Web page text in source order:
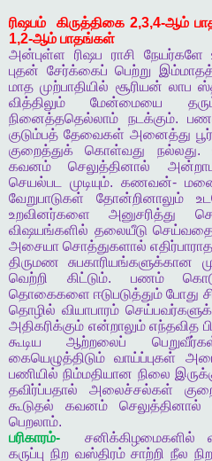
ரிஷபம் கிருத்திகை 2,3,4-ஆம்
1,2-ஆம் பாதங்கள்
அன்புள்ள
ரிஷப ராசி நேயர்களே
புதன் சேர்க்கைப் பெற்று
மாத முற்பாதியில் சூரியன் லாப
வித்திலும்
மேன்மையை
நினைத்ததெல்லாம்
நடக்கும்.
குடும்பத் தேவைகள் அனைத்து
குறைத்துக்
கொள்வது நல்லது.
கவனம்
செலுத்தினால் அன்றாட
செயல்பட
முடியும். கணவன்-
வேறுபாடுகள்
தோன்றினாலும்
உறவினர்களை
அனுசரித்து
விஷயங்களில் தலையீடு
அசையா சொத்துகளால் எதிர்பாராத
திருமண
சுபகாரியங்களுக்கான
வெற்றி
கிட்டும். பணம்
தொகைகளை ஈடுபடுத்தும் போது
தொழில் வியாபாரம்
அதிகரிக்கும் என்றாலும் எந்தவித
கூடிய
ஆற்றலைப்
கையெழுத்திடும்
வாய்ப்புகள்
பணியில் நிம்மதியான நிலை
தவிர்ப்பதால்
அலைச்சல்கள்
கூடுதல்
கவனம் செலுத்தினால்
பெறலாம்.
பரிகாரம்- சனிக்கிழமைகளில்
கருப்பு நிற வஸ்திரம் சாற்றி நீல நிற